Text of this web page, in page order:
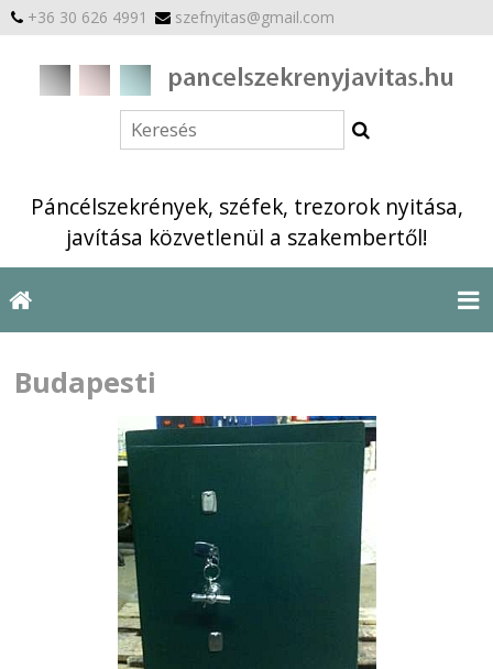
+36 30 626 4991 szefnyitas@gmail.com
Páncélszekrények, széfek, trezorok nyitása,
javítása közvetlenül a szakembertől!
Budapesti